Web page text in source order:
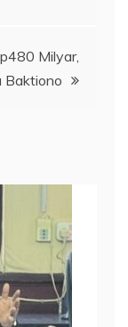
Milyar,
Baktiono